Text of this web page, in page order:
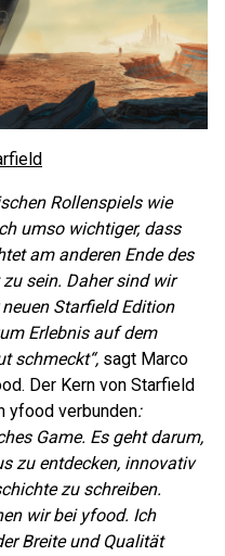
Rollenspiels wie
umso wichtiger, dass
am anderen Ende des
sein. Daher sind wir
Starfield Edition
Erlebnis auf dem
schmeckt“, sagt Marco
Der Kern von Starfield
yfood verbunden:
Game. Es geht darum,
zu entdecken, innovativ
zu schreiben.
wir bei yfood. Ich
Breite und Qualität